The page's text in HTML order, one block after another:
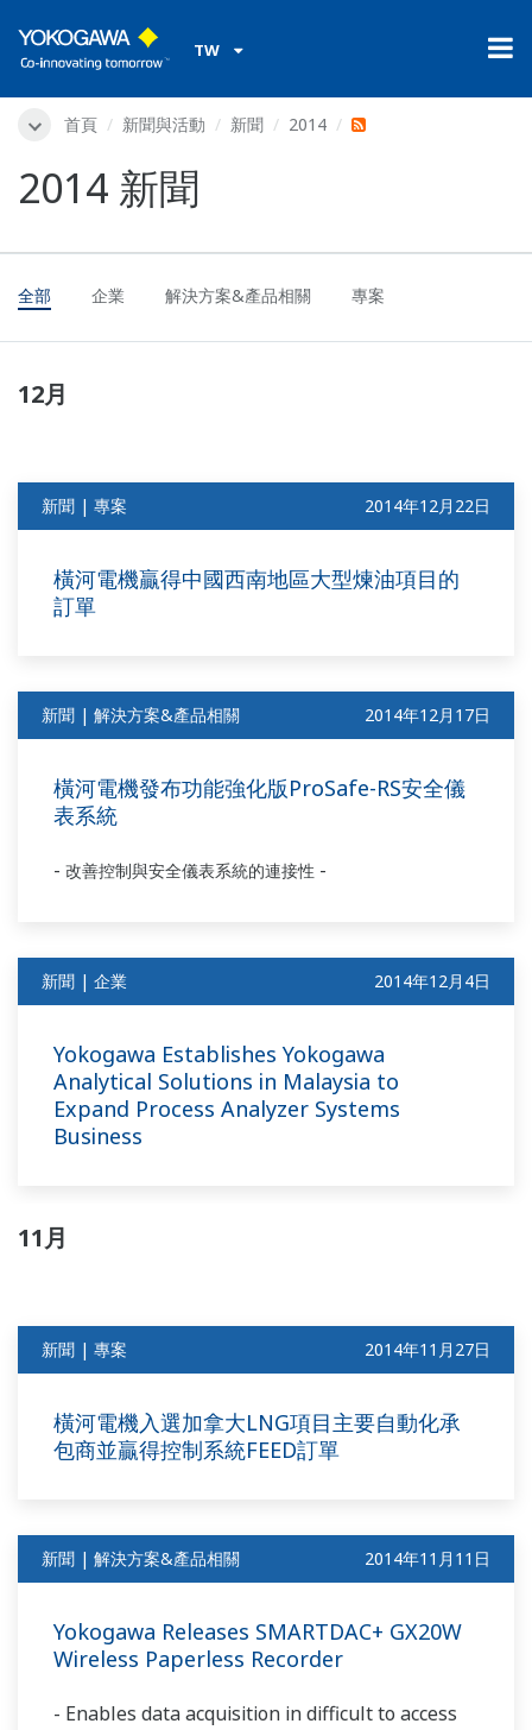
TW
首頁 新聞與活動 新聞 2014
2014 新聞
全部 企業 解決方案&產品相關 專案
12月
新聞 | 專案 2014年12月22日
橫河電機贏得中國西南地區大型煉油項目的
訂單
新聞 | 解決方案&產品相關 2014年12月17日
橫河電機發布功能強化版ProSafe-RS安全儀
表系統
- 改善控制與安全儀表系統的連接性 -
新聞 | 企業 2014年12月4日
Yokogawa Establishes Yokogawa
Analytical Solutions in Malaysia to
Expand Process Analyzer Systems
Business
11月
新聞 | 專案 2014年11月27日
橫河電機入選加拿大LNG項目主要自動化承
包商並贏得控制系統FEED訂單
新聞 | 解決方案&產品相關 2014年11月11日
Yokogawa Releases SMARTDAC+ GX20W
Wireless Paperless Recorder
- Enables data acquisition in difficult to access